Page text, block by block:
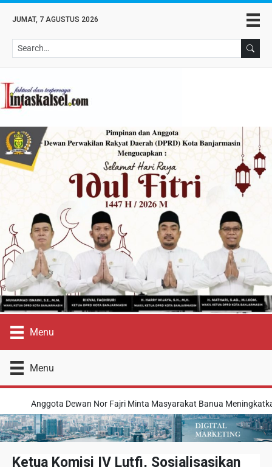
JUMAT, 7 AGUSTUS 2026
Menu
Menu
Anggota Dewan Nor Fajri Minta Masyarakat Banua Meningkatkan
Ketua Komisi IV Lutfi, Sosialisasikan